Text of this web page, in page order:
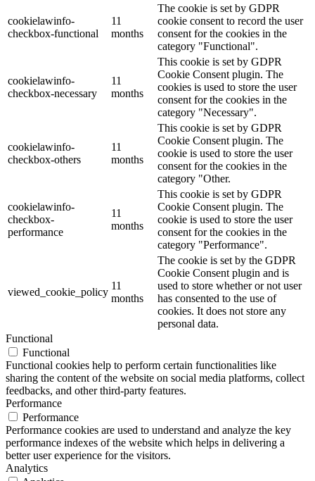
cookielawinfo-
checkbox-functional
11
months
The cookie is set by GDPR
cookie consent to record the user
consent for the cookies in the
category "Functional".
cookielawinfo-
checkbox-necessary
11
months
This cookie is set by GDPR
Cookie Consent plugin. The
cookies is used to store the user
consent for the cookies in the
category "Necessary".
cookielawinfo-
checkbox-others
11
months
This cookie is set by GDPR
Cookie Consent plugin. The
cookie is used to store the user
consent for the cookies in the
category "Other.
cookielawinfo-
checkbox-
performance
11
months
This cookie is set by GDPR
Cookie Consent plugin. The
cookie is used to store the user
consent for the cookies in the
category "Performance".
viewed_cookie_policy
11
months
The cookie is set by the GDPR
Cookie Consent plugin and is
used to store whether or not user
has consented to the use of
cookies. It does not store any
personal data.
Functional
Functional
Functional cookies help to perform certain functionalities like
sharing the content of the website on social media platforms, collect
feedbacks, and other third-party features.
Performance
Performance
Performance cookies are used to understand and analyze the key
performance indexes of the website which helps in delivering a
better user experience for the visitors.
Analytics